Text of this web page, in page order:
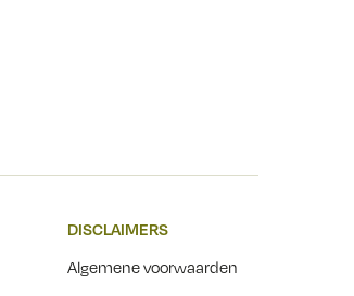
DISCLAIMERS
Algemene voorwaarden